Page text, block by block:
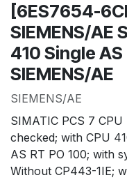
[6ES7654-
SIEMENS/AE
410 Single
SIEMENS/AE
SIEMENS/AE
SIMATIC PCS 7
checked; with CPU
AS RT PO 100; with
Without CP443-1IE;